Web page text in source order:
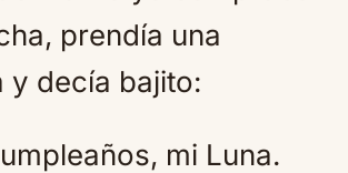
prendía una
y decía bajito:
mi Luna.